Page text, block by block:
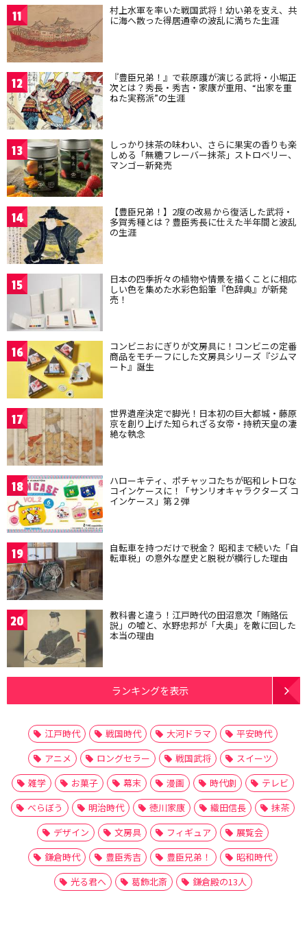
11 村上水軍を率いた戦国武将！幼い弟を支え、共
に海へ散った得居通幸の波乱に満ちた生涯
12 『豊臣兄弟！』で萩原護が演じる武将・小堀正
次とは？秀長・秀吉・家康が重用、“出家を重
ねた実務派”の生涯
13 しっかり抹茶の味わい、さらに果実の香りも楽
しめる「無糖フレーバー抹茶」ストロベリー、
マンゴー新発売
14 【豊臣兄弟！】2度の改易から復活した武将・
多賀秀種とは？豊臣秀長に仕えた半年間と波乱
の生涯
15 日本の四季折々の植物や情景を描くことに相応
しい色を集めた水彩色鉛筆『色辞典』が新発
売！
16 コンビニおにぎりが文房具に！コンビニの定番
商品をモチーフにした文房具シリーズ『ジムマ
ート』誕生
17 世界遺産決定で脚光！日本初の巨大都城・藤原
京を創り上げた知られざる女帝・持統天皇の凄
絶な執念
18 ハローキティ、ポチャッコたちが昭和レトロな
コインケースに！「サンリオキャラクターズ コ
インケース」第２弾
19 自転車を持つだけで税金？ 昭和まで続いた「自
転車税」の意外な歴史と脱税が横行した理由
20 教科書と違う！江戸時代の田沼意次「賄賂伝
説」の嘘と、水野忠邦が「大奥」を敵に回した
本当の理由
ランキングを表示
江戸時代 戦国時代 大河ドラマ
平安時代
アニメ
ロングセラー 戦国武将
スイーツ
雑学
お菓子 幕末 漫画 時代劇
テレビ
べらぼう
明治時代 徳川家康 織田信長
抹茶
デザイン
文房具 フィギュア
展覧会
鎌倉時代
豊臣秀吉 豊臣兄弟！
昭和時代
光る君へ
葛飾北斎 鎌倉殿の13人